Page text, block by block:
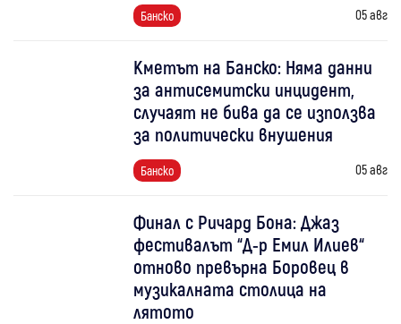
Банско 05 авг
Кметът на Банско: Няма данни
за антисемитски инцидент,
случаят не бива да се използва
за политически внушения
Банско 05 авг
Финал с Ричард Бона: Джаз
фестивалът “Д-р Емил Илиев“
отново превърна Боровец в
музикалната столица на
лятото